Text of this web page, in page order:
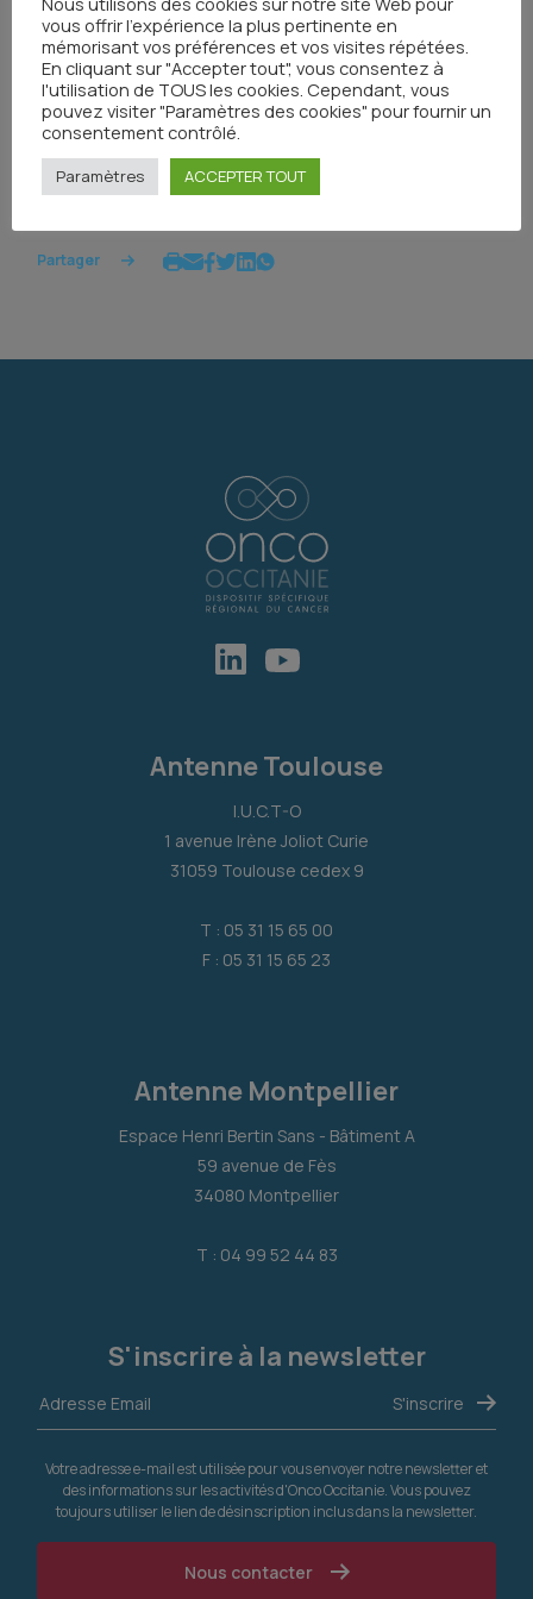
Coactis Santé
Tous les documents
Partager
Antenne Toulouse
I.U.C.T-O
1 avenue Irène Joliot Curie
31059 Toulouse cedex 9
T : 05 31 15 65 00
F : 05 31 15 65 23
Antenne Montpellier
Espace Henri Bertin Sans - Bâtiment A
59 avenue de Fès
34080 Montpellier
T : 04 99 52 44 83
S'inscrire à la newsletter
Votre adresse e-mail est utilisée pour vous envoyer notre newsletter et
des informations sur les activités d'Onco Occitanie. Vous pouvez
toujours utiliser le lien de désinscription inclus dans la newsletter.
Nous contacter
vous offrir l'expérience la plus pertinente en
mémorisant vos préférences et vos visites répétées.
En cliquant sur "Accepter tout", vous consentez à
l'utilisation de TOUS les cookies. Cependant, vous
pouvez visiter "Paramètres des cookies" pour fournir un
consentement contrôlé.
Paramètres ACCEPTER TOUT